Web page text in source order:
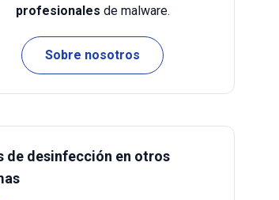
profesionales de malware.
Sobre nosotros
de desinfección en otros